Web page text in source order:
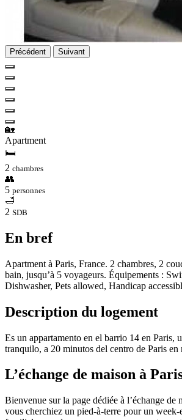
Précédent Suivant
🏡
Apartment
🛏
2 chambres
👥
5 personnes
🛁
2 SDB
En bref
Apartment à Paris, France. 2 chambres, 2
bain, jusqu’à 5 voyageurs. Équipements :
Dishwasher, Pets allowed, Handicap
Description du logement
Es un appartamento en el barrio 14 en Paris,
tranquilo, a 20 minutos del centro de Paris en
L’échange de maison à
Bienvenue sur la page dédiée à l’échange de
vous cherchiez un pied-à-terre pour un week-